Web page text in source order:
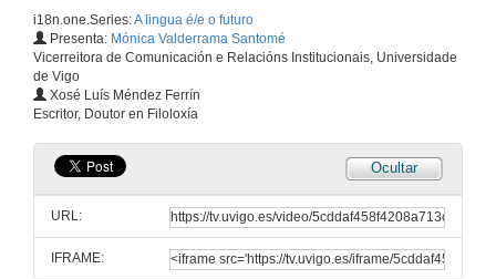
i18n.one.Series:A lingua é/e o futuro
Presenta: Mónica Valderrama Santomé
Vicerreitora de Comunicación e Relacións Institucionais, Universidade
de Vigo
Xosé Luís Méndez Ferrín
Escritor, Doutor en Filoloxía
Ocultar
URL:
IFRAME:
6 de maio de 2019
6 de maio de 2019